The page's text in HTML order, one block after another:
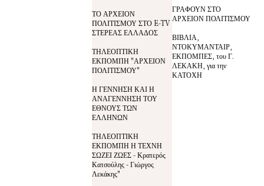
ΤΟ ΑΡΧΕΙΟΝ
ΠΟΛΙΤΙΣΜΟΥ ΣΤΟ E-TV
ΣΤΕΡΕΑΣ ΕΛΛΑΔΟΣ
ΤΗΛΕΟΠΤΙΚΗ
ΕΚΠΟΜΠΗ "ΑΡΧΕΙΟΝ
ΠΟΛΙΤΙΣΜΟΥ"
Η ΓΕΝΝΗΣΗ ΚΑΙ Η
ΑΝΑΓΕΝΝΗΣΗ ΤΟΥ
ΕΘΝΟΥΣ ΤΩΝ
ΕΛΛΗΝΩΝ
ΤΗΛΕΟΠΤΙΚΗ
ΕΚΠΟΜΠΗ Η ΤΕΧΝΗ
ΣΩΖΕΙ ΖΩΕΣ - Κρατερός
Κατσούλης - Γιώργος
Λεκάκης"
ΓΡΑΦΟΥΝ ΣΤΟ
ΑΡΧΕΙΟΝ ΠΟΛΙΤΙΣΜΟΥ
ΒΙΒΛΙΑ,
ΝΤΟΚΥΜΑΝΤΑΙΡ,
ΕΚΠΟΜΠΕΣ, του Γ.
ΛΕΚΑΚΗ, για την
ΚΑΤΟΧΗ